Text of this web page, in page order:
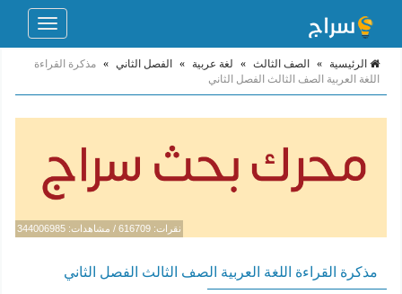
Toggle
الرئيسية » الصف الثالث » لغة عربية » الفصل الثاني » مذكرة القراءة
اللغة العربية الصف الثالث الفصل الثاني
نقرات: 616709 / مشاهدات: 344006985
مذكرة القراءة اللغة العربية الصف الثالث الفصل الثاني